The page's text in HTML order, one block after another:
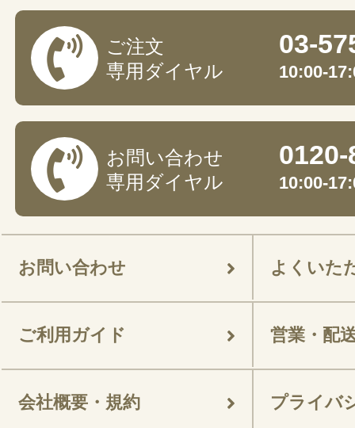
ご注文
専用ダイヤル
03-
10:00-
お問い合わせ
専用ダイヤル
10:00-
お問い合わせ よくいた
ご利用ガイド 営業・配
会社概要・規約 プライバ